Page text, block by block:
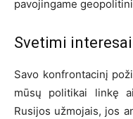
pavojingame
Svetimi
Savo konfrontacinį
mūsų politikai linkę
Rusijos užmojais, jos